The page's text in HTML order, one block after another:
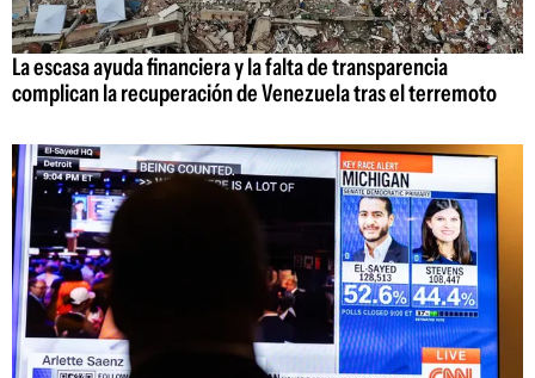
La escasa ayuda financiera y la falta de transparencia
complican la recuperación de Venezuela tras el terremoto